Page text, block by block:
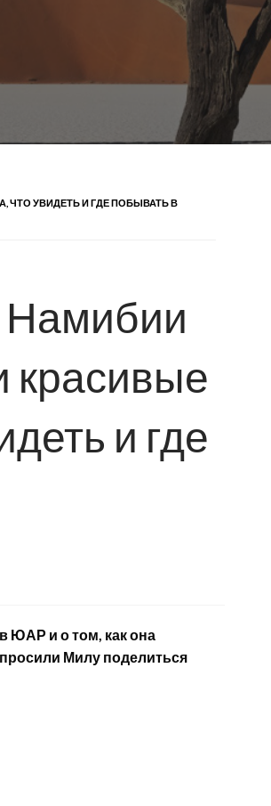
ЧТО УВИДЕТЬ И ГДЕ ПОБЫВАТЬ В
Намибии
и где
ЮАР и о том, как она
Милу поделиться